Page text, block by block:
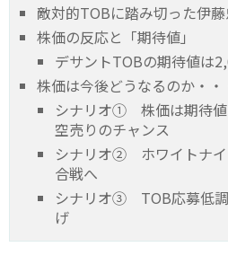
敵対的TOBに踏み切った伊
株価の反応と「期待値」
デサントTOBの期待値は
株価は今後どうなるのか・
シナリオ① 株価は期待値
空売りのチャンス
シナリオ② ホワイトナイ
合戦へ
シナリオ③ TOB応募低調
げ